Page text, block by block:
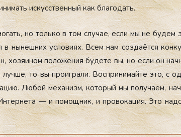
ис­кусс­твен­ный как бла­годать.
но толь­ко в том слу­чае, ес­ли мы не
в ны­неш­них ус­ло­ви­ях. Всем нам соз­да­ёт­ся
хо­зя­ином по­ложе­ния бу­дете вы, но ес­ли он
луч­ше, то вы про­иг­ра­ли. Вос­при­нимай­те это, с
Лю­бой ме­ханизм, ко­торый мы по­луча­ем,
Ин­терне­та — и по­мощ­ник, и про­вока­ция. Это